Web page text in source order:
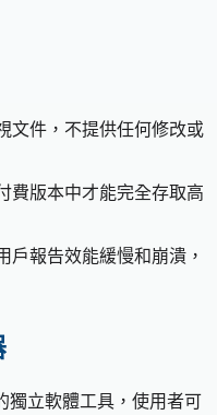
文件，不提供任何修改或
費版本中才能完全存取高
戶報告效能緩慢和崩潰，
立軟體工具，使用者可